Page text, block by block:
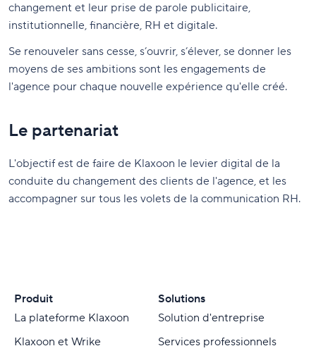
changement et leur prise de parole publicitaire,
institutionnelle, financière, RH et digitale.
Se renouveler sans cesse, s’ouvrir, s’élever, se donner les
moyens de ses ambitions sont les engagements de
l'agence pour chaque nouvelle expérience qu'elle créé.
Le partenariat
L'objectif est de faire de Klaxoon le levier digital de la
conduite du changement des clients de l'agence, et les
accompagner sur tous les volets de la communication RH.
Produit
La plateforme Klaxoon
Klaxoon et Wrike
Solutions
Solution d'entreprise
Services professionnels